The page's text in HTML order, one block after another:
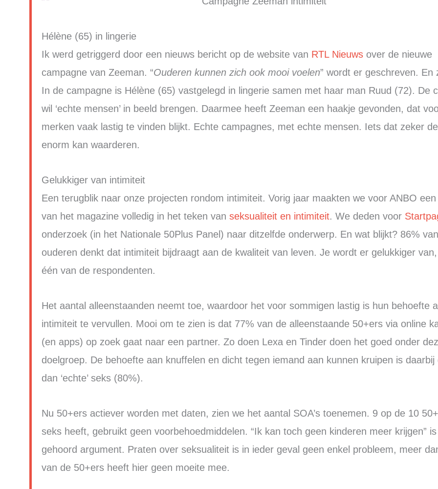
Hélène (65) in lingerie
Ik werd getriggerd door een nieuws bericht op de website van RTL Nieuws over de nieuwe
campagne van Zeeman. “Ouderen kunnen zich ook mooi voelen” wordt er geschreven. En
In de campagne is Hélène (65) vastgelegd in lingerie samen met haar man Ruud (72). De
wil ‘echte mensen’ in beeld brengen. Daarmee heeft Zeeman een haakje gevonden, dat
merken vaak lastig te vinden blijkt. Echte campagnes, met echte mensen. Iets dat zeker
enorm kan waarderen.
Gelukkiger van intimiteit
Een terugblik naar onze projecten rondom intimiteit. Vorig jaar maakten we voor ANBO
van het magazine volledig in het teken van seksualiteit en intimiteit. We deden voor
onderzoek (in het Nationale 50Plus Panel) naar ditzelfde onderwerp. En wat blijkt? 86%
ouderen denkt dat intimiteit bijdraagt aan de kwaliteit van leven. Je wordt er gelukkiger
één van de respondenten.
Het aantal alleenstaanden neemt toe, waardoor het voor sommigen lastig is hun behoefte
intimiteit te vervullen. Mooi om te zien is dat 77% van de alleenstaande 50+ers via online
(en apps) op zoek gaat naar een partner. Zo doen Lexa en Tinder doen het goed onder
doelgroep. De behoefte aan knuffelen en dicht tegen iemand aan kunnen kruipen is daarbij
dan ‘echte’ seks (80%).
Nu 50+ers actiever worden met daten, zien we het aantal SOA’s toenemen. 9 op de 10
seks heeft, gebruikt geen voorbehoedmiddelen. “Ik kan toch geen kinderen meer krijgen” is
gehoord argument. Praten over seksualiteit is in ieder geval geen enkel probleem, meer
van de 50+ers heeft hier geen moeite mee.